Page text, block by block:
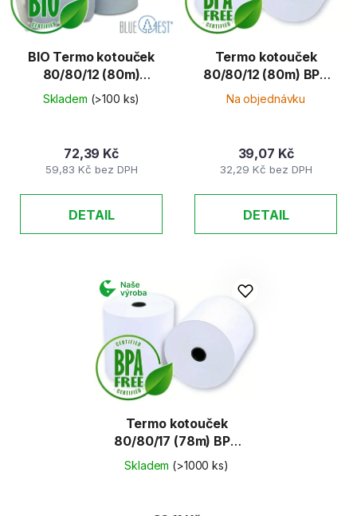
k
r
BIO Termo kotouček
80/80/12 (80m)
Blue4est
Skladem (>100 ks)
59,83 Kč bez DPH
72,39 Kč
DETAIL
Termo kotouček
80/80/12 (80m) BPA
Free
Na objednávku
32,29 Kč bez DPH
39,07 Kč
DETAIL
Termo kotouček
80/80/17 (78m) BPA
Free
Skladem (>1000 ks)